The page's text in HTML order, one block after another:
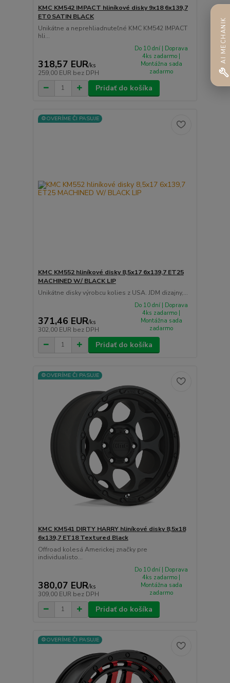
KMC KM542 IMPACT hliníkové disky 9x18 6x139,7
ET0 SATIN BLACK
Unikátne a neprehliadnuteľné KMC KM542 IMPACT
hli...
318,57 EUR/ks
259,00 EUR bez DPH
Do 10 dní | Doprava
4ks zadarmo |
Montážna sada
zadarmo
Pridať do košíka
⚙️OVERÍME ČI PASUJE
KMC KM552 hliníkové disky 8,5x17 6x139,7 ET25
MACHINED W/ BLACK LIP
Unikátne disky výrobcu kolies z USA. JDM dizajny,...
371,46 EUR/ks
302,00 EUR bez DPH
Do 10 dní | Doprava
4ks zadarmo |
Montážna sada
zadarmo
Pridať do košíka
⚙️OVERÍME ČI PASUJE
KMC KM541 DIRTY HARRY hliníkové disky 8,5x18
6x139,7 ET18 Textured Black
Offroad kolesá Americkej značky pre
individualisto...
380,07 EUR/ks
309,00 EUR bez DPH
Do 10 dní | Doprava
4ks zadarmo |
Montážna sada
zadarmo
Pridať do košíka
⚙️OVERÍME ČI PASUJE
AI MECHANIK